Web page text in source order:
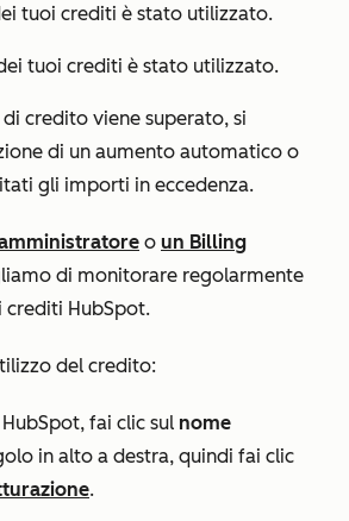
tuoi crediti è stato utilizzato.
tuoi crediti è stato utilizzato.
credito viene superato, si
di un aumento automatico o
gli importi in eccedenza.
o un Billing
di monitorare regolarmente
HubSpot.
del credito:
fai clic sul nome
in alto a destra, quindi fai clic
.